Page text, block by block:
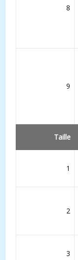
8
9
Taille
1
2
3